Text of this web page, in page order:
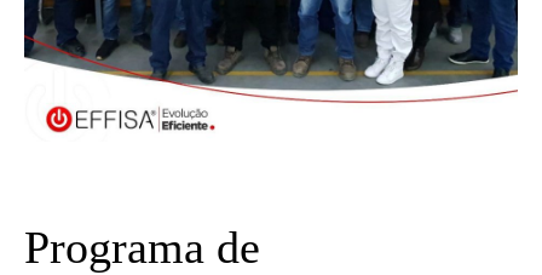
Programa de